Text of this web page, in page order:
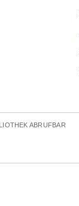
ABRUFBAR